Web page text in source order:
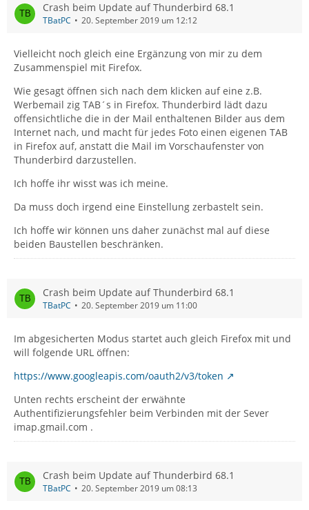
Crash beim Update auf Thunderbird 68.1
TBatPC 20. September 2019 um 12:12
Vielleicht noch gleich eine Ergänzung von mir zu dem
Zusammenspiel mit Firefox.
Wie gesagt öffnen sich nach dem klicken auf eine z.B.
Werbemail zig TAB´s in Firefox. Thunderbird lädt dazu
offensichtliche die in der Mail enthaltenen Bilder aus dem
Internet nach, und macht für jedes Foto einen eigenen TAB
in Firefox auf, anstatt die Mail im Vorschaufenster von
Thunderbird darzustellen.
Ich hoffe ihr wisst was ich meine.
Da muss doch irgend eine Einstellung zerbastelt sein.
Ich hoffe wir können uns daher zunächst mal auf diese
beiden Baustellen beschränken.
Crash beim Update auf Thunderbird 68.1
TBatPC 20. September 2019 um 11:00
Im abgesicherten Modus startet auch gleich Firefox mit und
will folgende URL öffnen:
https://www.googleapis.com/oauth2/v3/token
Unten rechts erscheint der erwähnte
Authentifizierungsfehler beim Verbinden mit der Sever
imap.gmail.com .
Crash beim Update auf Thunderbird 68.1
TBatPC 20. September 2019 um 08:13